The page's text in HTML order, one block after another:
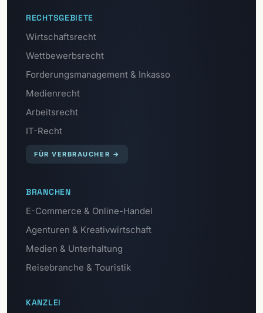
RECHTSGEBIETE
Wirtschaftsrecht
Wettbewerbsrecht
Forderungsmanagement & Inkasso
Medienrecht
Arbeitsrecht
IT-Recht
FÜR VERBRAUCHER →
BRANCHEN
E-Commerce & Online-Handel
Agenturen & Kreativwirtschaft
Medien & Unterhaltung
Reisebranche & Touristik
KANZLEI